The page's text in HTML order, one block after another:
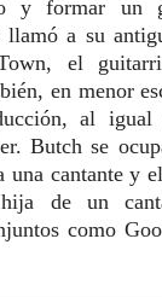
y formar un
llamó a su
el
en menor
al
Butch se
una cantante y
hija de un
como